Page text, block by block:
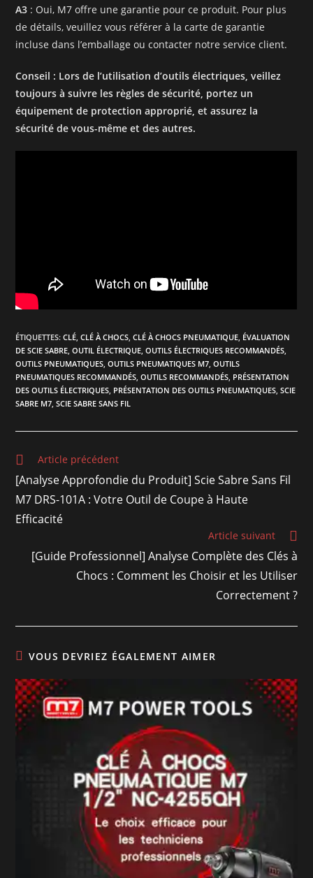
A3 : Oui, M7 offre une garantie pour ce produit. Pour plus
de détails, veuillez vous référer à la carte de garantie
incluse dans l’emballage ou contacter notre service client.
Conseil : Lors de l’utilisation d’outils électriques, veillez
toujours à suivre les règles de sécurité, portez un
équipement de protection approprié, et assurez la
sécurité de vous-même et des autres.
ÉTIQUETTES:CLÉ, CLÉ À CHOCS, CLÉ À CHOCS PNEUMATIQUE, ÉVALUATION
DE SCIE SABRE, OUTIL ÉLECTRIQUE, OUTILS ÉLECTRIQUES RECOMMANDÉS,
OUTILS PNEUMATIQUES, OUTILS PNEUMATIQUES M7, OUTILS
PNEUMATIQUES RECOMMANDÉS, OUTILS RECOMMANDÉS, PRÉSENTATION
DES OUTILS ÉLECTRIQUES, PRÉSENTATION DES OUTILS PNEUMATIQUES, SCIE
SABRE M7, SCIE SABRE SANS FIL
Article précédent
[Analyse Approfondie du Produit] Scie Sabre Sans Fil
M7 DRS-101A : Votre Outil de Coupe à Haute
Efficacité
Article suivant
[Guide Professionnel] Analyse Complète des Clés à
Chocs : Comment les Choisir et les Utiliser
Correctement ?
VOUS DEVRIEZ ÉGALEMENT AIMER